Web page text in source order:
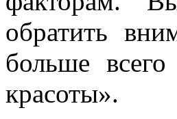
обратить
больше
красоты».